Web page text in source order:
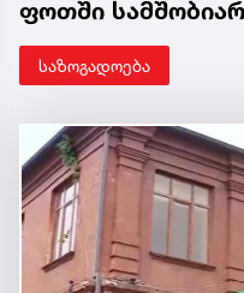
ფოთში
საზოგადოება